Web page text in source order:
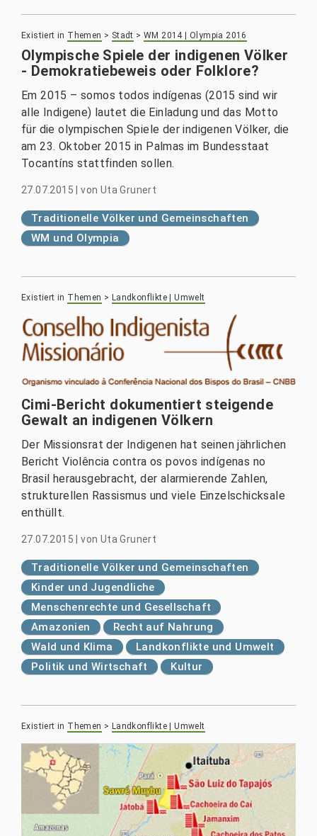
Existiert in Themen > Stadt >WM 2014 | Olympia 2016
Olympische Spiele der indigenen Völker
- Demokratiebeweis oder Folklore?
Em 2015 – somos todos indígenas (2015 sind wir
alle Indigene) lautet die Einladung und das Motto
für die olympischen Spiele der indigenen Völker, die
am 23. Oktober 2015 in Palmas im Bundesstaat
Tocantíns stattfinden sollen.
27.07.2015 |von Uta Grunert
Traditionelle Völker und Gemeinschaften
WM und Olympia
Existiert in Themen > Landkonflikte | Umwelt
Cimi-Bericht dokumentiert steigende
Gewalt an indigenen Völkern
Der Missionsrat der Indigenen hat seinen jährlichen
Bericht Violência contra os povos indígenas no
Brasil herausgebracht, der alarmierende Zahlen,
strukturellen Rassismus und viele Einzelschicksale
enthüllt.
27.07.2015 |von Uta Grunert
Traditionelle Völker und Gemeinschaften
Kinder und Jugendliche
Menschenrechte und Gesellschaft
Amazonien
Recht auf Nahrung
Wald und Klima
Landkonflikte und Umwelt
Politik und Wirtschaft
Kultur
Existiert in Themen > Landkonflikte | Umwelt